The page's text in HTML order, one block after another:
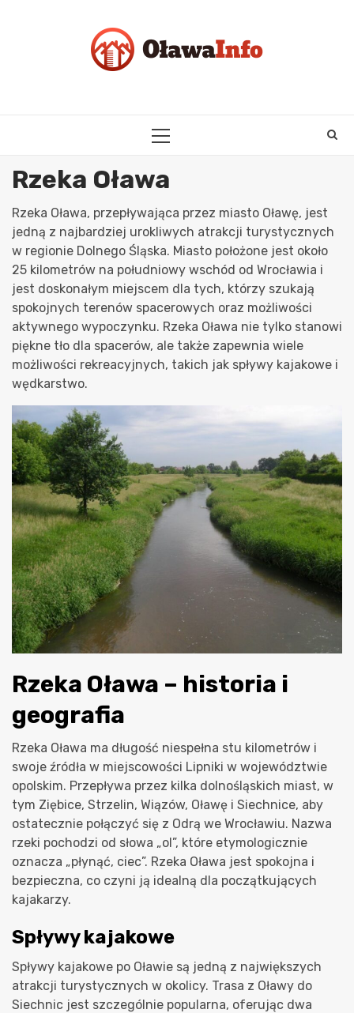
PRIMARY
Rzeka Oława
Rzeka Oława, przepływająca przez miasto Oławę, jest
jedną z najbardziej urokliwych atrakcji turystycznych
w regionie Dolnego Śląska. Miasto położone jest około
25 kilometrów na południowy wschód od Wrocławia i
jest doskonałym miejscem dla tych, którzy szukają
spokojnych terenów spacerowych oraz możliwości
aktywnego wypoczynku. Rzeka Oława nie tylko stanowi
piękne tło dla spacerów, ale także zapewnia wiele
możliwości rekreacyjnych, takich jak spływy kajakowe i
wędkarstwo.
Rzeka Oława – historia i
geografia
Rzeka Oława ma długość niespełna stu kilometrów i
swoje źródła w miejscowości Lipniki w województwie
opolskim. Przepływa przez kilka dolnośląskich miast, w
tym Ziębice, Strzelin, Wiązów, Oławę i Siechnice, aby
ostatecznie połączyć się z Odrą we Wrocławiu. Nazwa
rzeki pochodzi od słowa „ol”, które etymologicznie
oznacza „płynąć, ciec”. Rzeka Oława jest spokojna i
bezpieczna, co czyni ją idealną dla początkujących
kajakarzy.
Spływy kajakowe
Spływy kajakowe po Oławie są jedną z największych
atrakcji turystycznych w okolicy. Trasa z Oławy do
Siechnic jest szczególnie popularna, oferując dwa